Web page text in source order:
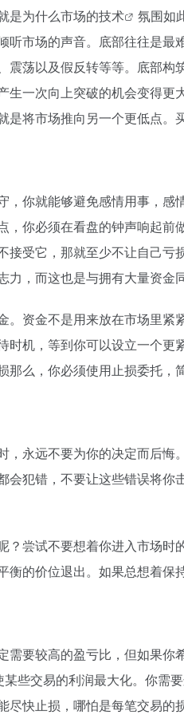
是为什么市场的技术
氛围如
听市场的声音。底部往往是
荡以及假反转等等。底部构
生一次向上突破的机会变得
将市场推向另一个更低点。
，你就能够避免感情用事，
你必须在看盘的钟声响起前
接受它，那就至少不让自己
，而这也是与拥有大量资金
。资金不是用来放在市场里
时机，等到你可以设立一个
么，你必须使用止损委托，
，永远不要为你的决定而后
会犯错，不要让这些错误将
尝试不要想着你进入市场时
的价位退出。如果总想着保
需要较高的盈亏比，但如果
某些交易的利润最大化。你需
尽快止损，哪怕是每笔交易